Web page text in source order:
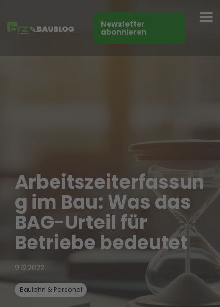
the
main
Newsletter
abonnieren
Arbeitszeiterfassun
g im Bau: Was das
BAG-Urteil für
Betriebe bedeutet
9.12.2022
Baulohn & Personal